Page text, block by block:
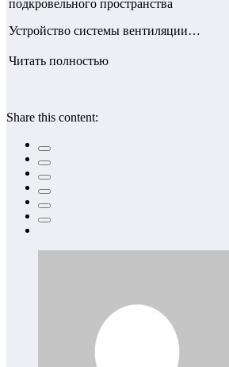
подкровельного пространства
Устройство системы вентиляции…
Читать полностью
Share this content: